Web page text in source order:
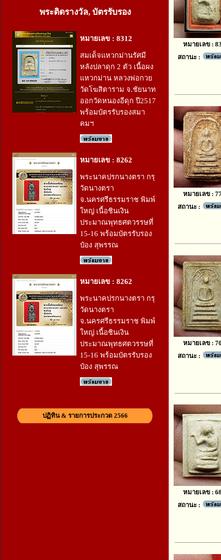
พระติดรางวัล, บัตรรับรอง
หมายเลข : 8312
สมเด็จแหวกม่านรัศมี
หลังปลาดุก 2 ตัว เนื้อผง
แหวกม่าน หลวงพ่อกวย
วัดโฆสิตาราม จ.ชัยนาท
ออกวัดหนองอีดุก ปี2517
พร้อมบัตรรับรองสมา
คมฯ
หมายเลข : 8262
พระนาคปรกนางตรา กรุ
วัดนางตรา
จ.นครศรีธรรมราช พิมพ์
ใหญ่ เนื้อชินเงิน
ประมาณพุทธศตวรรษที่
15-16 พร้อมบัตรรับรอง
ป๋อง สุพรรณ
หมายเลข : 8262
พระนาคปรกนางตรา กรุ
วัดนางตรา
จ.นครศรีธรรมราช พิมพ์
ใหญ่ เนื้อชินเงิน
ประมาณพุทธศตวรรษที่
15-16 พร้อมบัตรรับรอง
ป๋อง สุพรรณ
ปฏิทิน & รายการประกวด 2566
หมายเลข :
สถานะ :
หมายเลข :
สถานะ :
หมายเลข :
สถานะ :
หมายเลข :
สถานะ :